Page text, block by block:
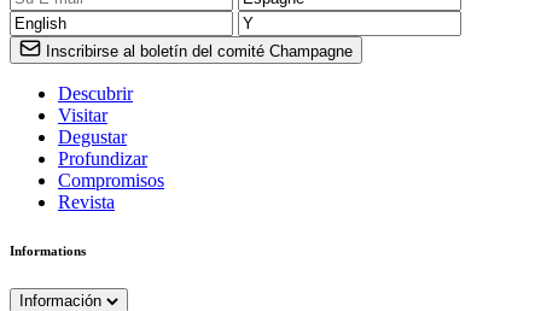
Inscribirse al boletín del comité Champagne
Descubrir
Visitar
Degustar
Profundizar
Compromisos
Revista
Informations
Información